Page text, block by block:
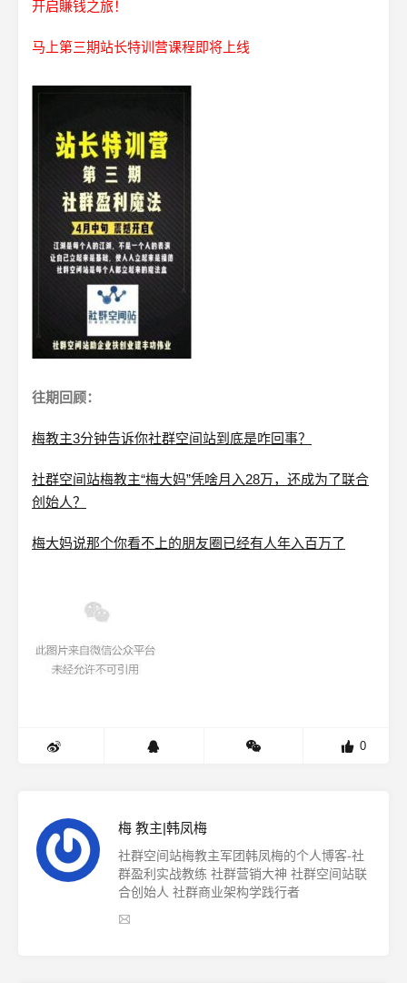
开启賺钱之旅！
马上第三期站长特训营课程即将上线
往期回顾：
梅教主3分钟告诉你社群空间站到底是咋回事？
社群空间站梅教主“梅大妈”凭啥月入28万，还成为了联合
创始人？
梅大妈说那个你看不上的朋友圈已经有人年入百万了
0
梅 教主|韩凤梅
社群空间站梅教主军团韩凤梅的个人博客-社
群盈利实战教练 社群营销大神 社群空间站联
合创始人 社群商业架构学践行者